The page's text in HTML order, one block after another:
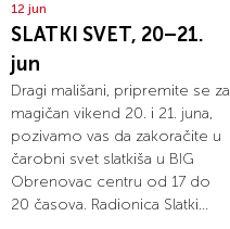
12 jun
SLATKI SVET, 20–21.
jun
Dragi mališani, pripremite se za
magičan vikend 20. i 21. juna,
pozivamo vas da zakoračite u
čarobni svet slatkiša u BIG
Obrenovac centru od 17 do
20 časova. Radionica Slatki...